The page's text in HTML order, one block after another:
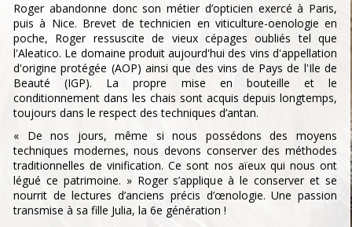
Roger abandonne donc son métier d’opticien exercé à Paris,
puis à Nice. Brevet de technicien en viticulture-oenologie en
poche, Roger ressuscite de vieux cépages oubliés tel que
l'Aleatico. Le domaine produit aujourd'hui des vins d'appellation
d'origine protégée (AOP) ainsi que des vins de Pays de l'Ile de
Beauté (IGP). La propre mise en bouteille et le
conditionnement dans les chais sont acquis depuis longtemps,
toujours dans le respect des techniques d’antan.
« De nos jours, même si nous possédons des moyens
techniques modernes, nous devons conserver des méthodes
traditionnelles de vinification. Ce sont nos aïeux qui nous ont
légué ce patrimoine. » Roger s’applique à le conserver et se
nourrit de lectures d’anciens précis d’œnologie. Une passion
transmise à sa fille Julia, la 6e génération !